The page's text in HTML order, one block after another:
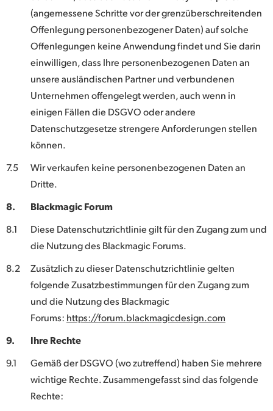
(angemessene Schritte vor der grenzüberschreitenden
Offenlegung personenbezogener Daten) auf solche
Offenlegungen keine Anwendung findet und Sie darin
einwilligen, dass Ihre personenbezogenen Daten an
unsere ausländischen Partner und verbundenen
Unternehmen offengelegt werden, auch wenn in
einigen Fällen die DSGVO oder andere
Datenschutzgesetze strengere Anforderungen stellen
können.
7.5
Wir verkaufen keine personenbezogenen Daten an
Dritte.
8.
Blackmagic Forum
8.1
Diese Datenschutzrichtlinie gilt für den Zugang zum und
die Nutzung des Blackmagic Forums.
8.2
Zusätzlich zu dieser Datenschutzrichtlinie gelten
folgende Zusatzbestimmungen für den Zugang zum
und die Nutzung des Blackmagic
Forums: https://forum.blackmagicdesign.com
9.
Ihre Rechte
9.1
Gemäß der DSGVO (wo zutreffend) haben Sie mehrere
wichtige Rechte. Zusammengefasst sind das folgende
Rechte: